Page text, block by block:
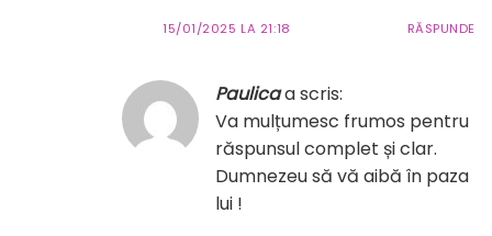
15/01/2025 LA 21:18 RĂSPUNDE
Paulicaa scris:
Va mulțumesc frumos pentru
răspunsul complet și clar.
Dumnezeu să vă aibă în paza
lui !